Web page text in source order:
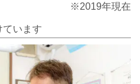
※2019年現在
ています